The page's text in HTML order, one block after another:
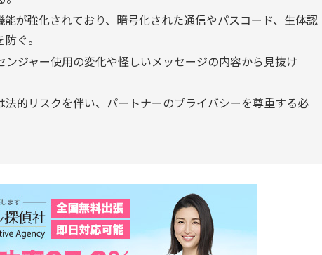
が強化されており、暗号化された通信やパスコード、生体認
ぐ。
ジャー使用の変化や怪しいメッセージの内容から見抜け
法的リスクを伴い、パートナーのプライバシーを尊重する必